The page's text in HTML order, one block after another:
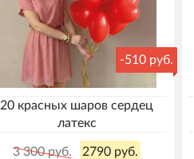
-510 руб.
20 красных шаров сердец
латекс
3 300 руб. 2790 руб.